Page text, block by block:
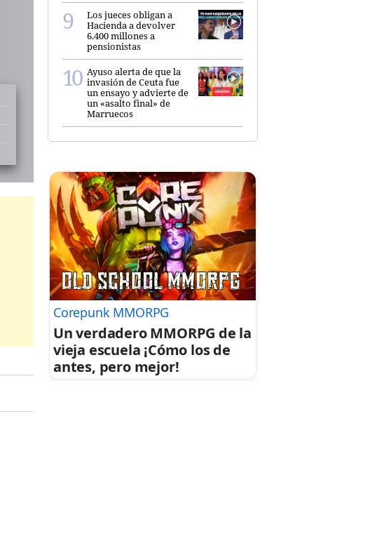
Los jueces obligan a
Hacienda a devolver
6.400 millones a
pensionistas
Ayuso alerta de que la
invasión de Ceuta fue
un ensayo y advierte de
un «asalto final» de
Marruecos
Corepunk MMORPG
Un verdadero MMORPG de la
vieja escuela ¡Cómo los de
antes, pero mejor!